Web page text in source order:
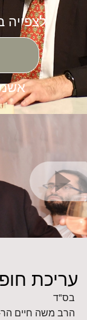
עריכת
בס"ד
הרב משה חיים הר-